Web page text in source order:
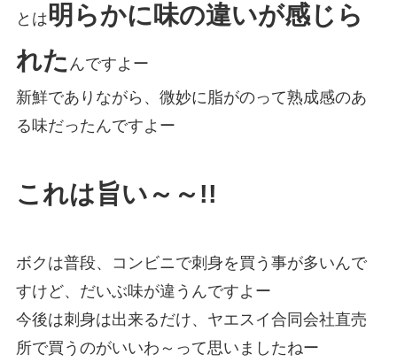
とは明らかに味の違いが感じら
れた んですよー
新鮮でありながら、微妙に脂がのって熟成感のあ
る味だったんですよー
これは旨い～～!!
ボクは普段、コンビニで刺身を買う事が多いんで
すけど、だいぶ味が違うんですよー
今後は刺身は出来るだけ、ヤエスイ合同会社直売
所で買うのがいいわ～って思いましたねー